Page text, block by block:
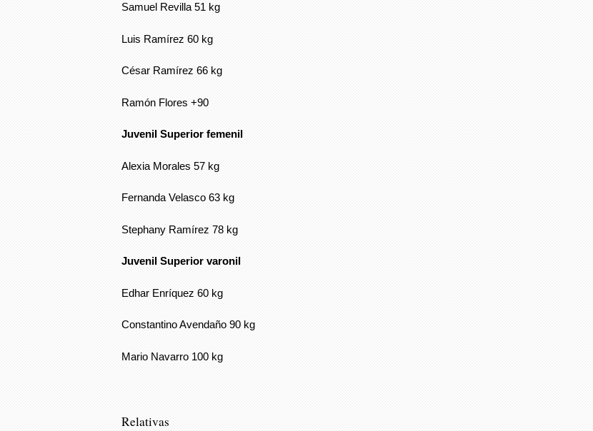
Samuel Revilla 51 kg
Luis Ramírez 60 kg
César Ramírez 66 kg
Ramón Flores +90
Juvenil Superior femenil
Alexia Morales 57 kg
Fernanda Velasco 63 kg
Stephany Ramírez 78 kg
Juvenil Superior varonil
Edhar Enríquez 60 kg
Constantino Avendaño 90 kg
Mario Navarro 100 kg
Relativas